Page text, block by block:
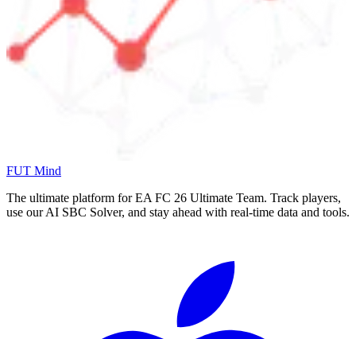
FUT Mind
The ultimate platform for EA FC 26 Ultimate Team. Track players,
use our AI SBC Solver, and stay ahead with real-time data and tools.